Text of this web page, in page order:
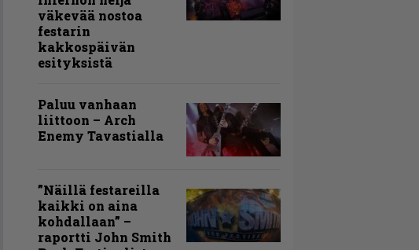
väkevää nostoa
festarin
kakkospäivän
esityksistä
Paluu vanhaan
liittoon – Arch
Enemy Tavastialla
”Näillä festareilla
kaikki on aina
kohdallaan” –
raportti John Smith